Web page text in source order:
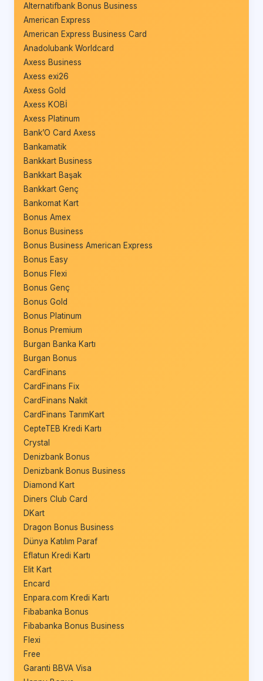
Alternatifbank Bonus Business
American Express
American Express Business Card
Anadolubank Worldcard
Axess Business
Axess exi26
Axess Gold
Axess KOBİ
Axess Platinum
Bank’O Card Axess
Bankamatik
Bankkart Business
Bankkart Başak
Bankkart Genç
Bankomat Kart
Bonus Amex
Bonus Business
Bonus Business American Express
Bonus Easy
Bonus Flexi
Bonus Genç
Bonus Gold
Bonus Platinum
Bonus Premium
Burgan Banka Kartı
Burgan Bonus
CardFinans
CardFinans Fix
CardFinans Nakit
CardFinans TarımKart
CepteTEB Kredi Kartı
Crystal
Denizbank Bonus
Denizbank Bonus Business
Diamond Kart
Diners Club Card
DKart
Dragon Bonus Business
Dünya Katılım Paraf
Eflatun Kredi Kartı
Elit Kart
Encard
Enpara.com Kredi Kartı
Fibabanka Bonus
Fibabanka Bonus Business
Flexi
Free
Garanti BBVA Visa